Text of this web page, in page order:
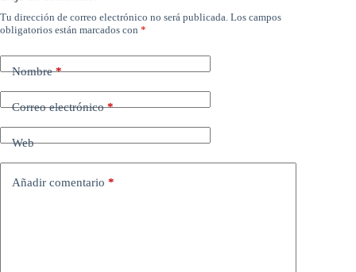
Tu dirección de correo electrónico no será publicada. Los campos
obligatorios están marcados con *
Nombre*
Correo electrónico*
Web
Añadir comentario *